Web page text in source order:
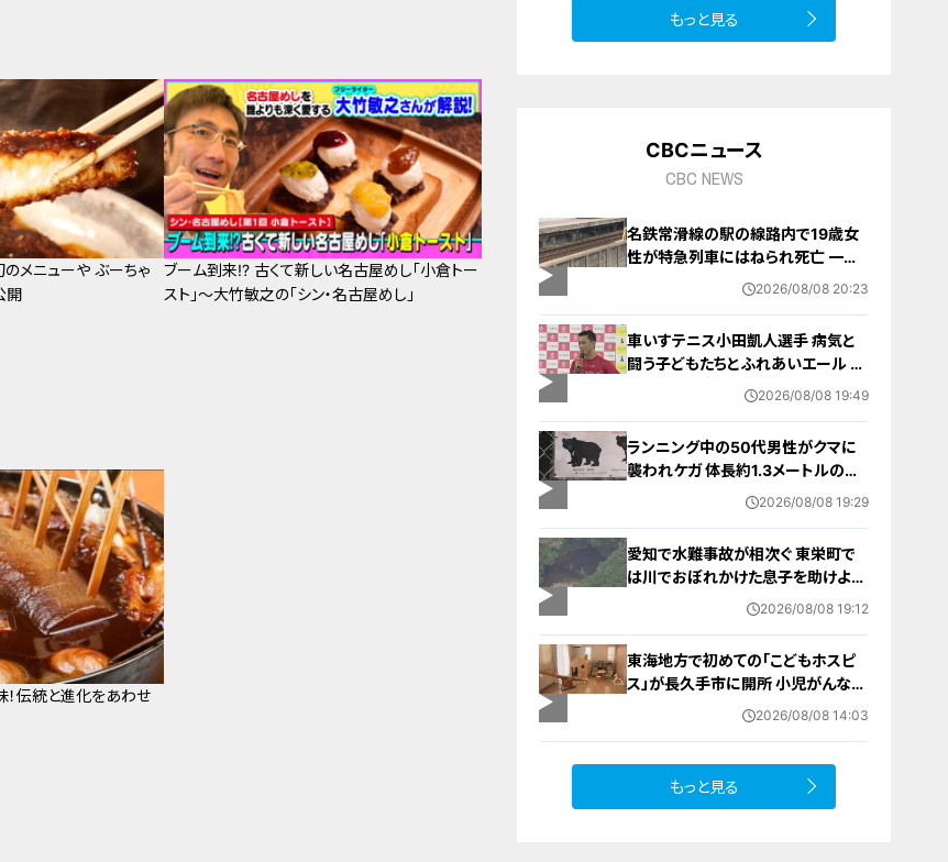
メニューや ぶーちゃ
開
ブーム到来!? 古くて新しい名古屋めし「小倉トー
スト」～大竹敏之の「シン・名古屋めし」
伝統と進化をあわせ
もっと見る
CBCニュース
CBC NEWS
名鉄常滑線の駅の線路内で19歳女
性が特急列車にはねられ死亡 一部
区間で一時運転見合わせに お盆休
2026/08/08 20:23
車いすテニス小田凱人選手 病気と
闘う子どもたちとふれあいエール ス
ポーツの楽しさ伝える 名古屋・緑区
2026/08/08 19:49
ランニング中の50代男性がクマに
襲われケガ 体長約1.3メートルのツ
キノワグマに腕や足をかまれる 「つ
岐阜・高山市
2026/08/08 19:29
愛知で水難事故が相次ぐ 東栄町で
は川でおぼれかけた息子を助けよう
とし父親が心肺停止の状態で搬送
2026/08/08 19:12
東海地方で初めての「こどもホスピ
ス」が長久手市に開所 小児がんなど
重い病気の子どもと家族を支える施
2026/08/08 14:03
もっと見る